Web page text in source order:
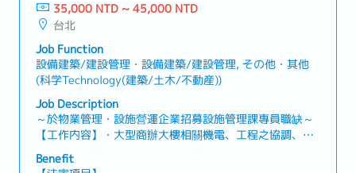
【企業福利】
・績效獎金 (1年2次發放，基本1.6個月)
・人事考核、調薪制度 (1年2次)
・員工健康檢查 (1年1次)
・新任到職即享有每半年3天的心靈充電假
・額外支付證照津貼
・證照課程訓練費用補助 (公司指定項目)
・迎新會、慶生會、部門聚餐、三節禮品
・免費零食無限供應、免費咖啡無限供應
・員工國內旅遊、家庭日
35,000 NTD ~ 45,000 NTD
台北
Job Function
設備建築/建設管理・設備建築/建設管理, その他・其他
(科学Technology(建築/土木/不動産))
Job Description
～於物業管理・設施營運企業招募設施管理課專員職缺～
【工作内容】・大型商辦大樓相關機電、工程之協調、現
場之管理・負責空調和機電設備、消防系統異常處理及緊
急應變・管理相關計劃的訂定與實施・相關業務廠商的管
Benefit